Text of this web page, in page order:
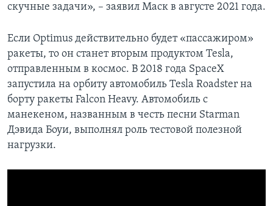
скучные задачи», – заявил Маск в августе 2021 года.
Если Optimus действительно будет «пассажиром»
ракеты, то он станет вторым продуктом Tesla,
отправленным в космос. В 2018 года SpaceX
запустила на орбиту автомобиль Tesla Roadster на
борту ракеты Falcon Heavy. Автомобиль с
манекеном, названным в честь песни Starman
Дэвида Боуи, выполнял роль тестовой полезной
нагрузки.